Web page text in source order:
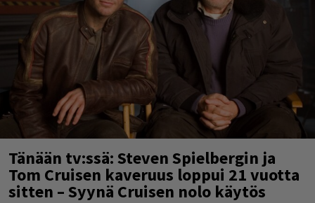
Tänään tv:ssä: Steven Spielbergin ja
Tom Cruisen kaveruus loppui 21 vuotta
sitten – Syynä Cruisen nolo käytös